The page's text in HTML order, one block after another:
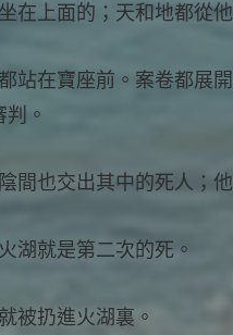
在上面的；天和地都從
站在寶座前。案卷都展
。
間也交出其中的死人；
湖就是第二次的死。
被扔進火湖裏。